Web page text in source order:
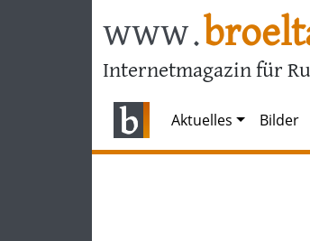
www.
Internetmagazin für
Aktuelles Bilder